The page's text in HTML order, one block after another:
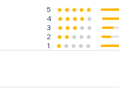
5
4
3
2
1